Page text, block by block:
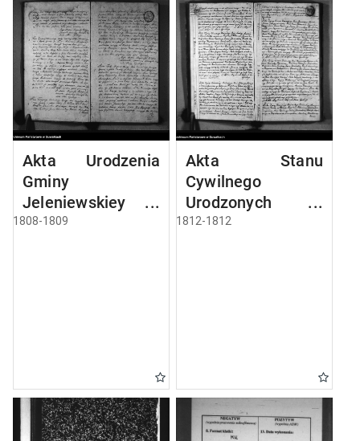
Akta Urodzenia
Gminy
Jeleniewskiey
Roku 1808
1808-1809
Akta Stanu
Cywilnego
Urodzonych w
Gminie Jeleniewo
1812-1812